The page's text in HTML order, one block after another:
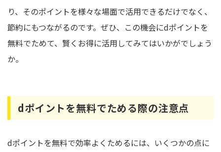
り、そのポイントを様々な場面で活用できるだけでなく、
節約にもつながるのです。ぜひ、この機会にdポイントを
無料でためて、賢くお得に活用してみてはいかがでしょう
か。
dポイントを無料でためる際の注意点
dポイントを無料で効率よくためるには、いくつかの点に